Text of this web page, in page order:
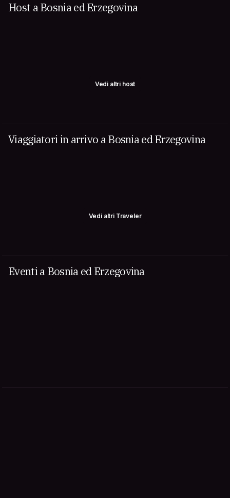
Host a Bosnia ed Erzegovina
Vedi altri host
Viaggiatori in arrivo a Bosnia ed Erzegovina
Vedi altri Traveler
Eventi a Bosnia ed Erzegovina